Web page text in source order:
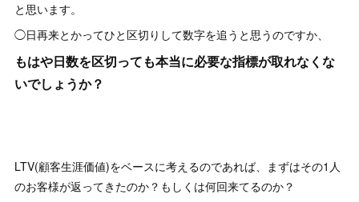
と思います。
◯日再来とかってひと区切りして数字を追うと思うのですか、
もはや日数を区切っても本当に必要な指標が取れなくな
いでしょうか？
LTV(顧客生涯価値)をベースに考えるのであれば、まずはその1人
のお客様が返ってきたのか？もしくは何回来てるのか？